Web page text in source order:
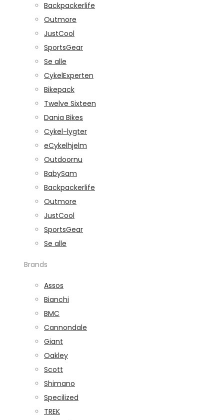
Backpackerlife
Outmore
JustCool
SportsGear
Se alle
CykelExperten
Bikepack
Twelve Sixteen
Dania Bikes
Cykel-lygter
eCykelhjelm
Outdoornu
BabySam
Backpackerlife
Outmore
JustCool
SportsGear
Se alle
Brands
Assos
Bianchi
BMC
Cannondale
Giant
Oakley
Scott
Shimano
Specilized
TREK